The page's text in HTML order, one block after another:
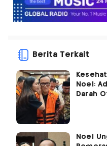
Berita Terkait
Noel:
Darah
Noel